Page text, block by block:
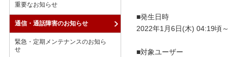
■発生日時
2022年1月6日(木) 04:19頃
■対象ユーザー
重要なお知らせ
通信・通話障害のお知らせ
緊急・定期メンテナンスのお知ら
せ